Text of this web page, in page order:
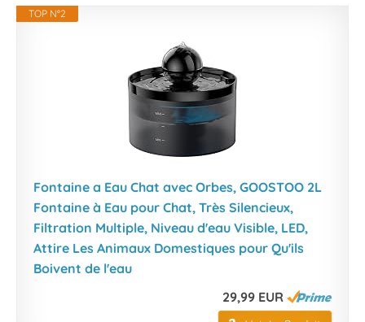
TOP N°2
Fontaine a Eau Chat avec Orbes, GOOSTOO 2L
Fontaine à Eau pour Chat, Très Silencieux,
Filtration Multiple, Niveau d'eau Visible, LED,
Attire Les Animaux Domestiques pour Qu'ils
Boivent de l'eau
29,99 EUR